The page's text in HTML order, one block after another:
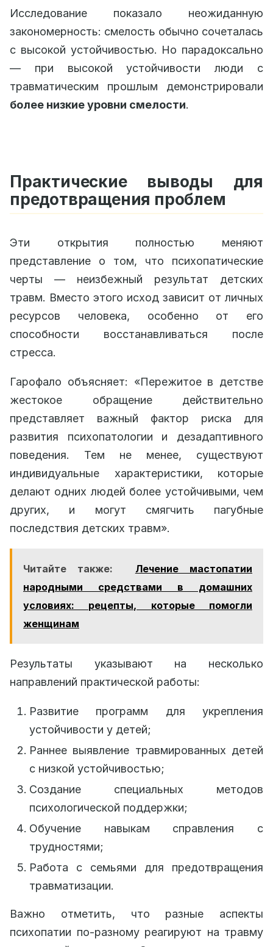
Исследование показало неожиданную
закономерность: смелость обычно сочеталась
с высокой устойчивостью. Но парадоксально
— при высокой устойчивости люди с
травматическим прошлым демонстрировали
более низкие уровни смелости.
Практические выводы для
предотвращения проблем
Эти открытия полностью меняют
представление о том, что психопатические
черты — неизбежный результат детских
травм. Вместо этого исход зависит от личных
ресурсов человека, особенно от его
способности восстанавливаться после
стресса.
Гарофало объясняет: «Пережитое в детстве
жестокое обращение действительно
представляет важный фактор риска для
развития психопатологии и дезадаптивного
поведения. Тем не менее, существуют
индивидуальные характеристики, которые
делают одних людей более устойчивыми, чем
других, и могут смягчить пагубные
последствия детских травм».
Читайте также:
Лечение мастопатии
народными средствами в домашних
условиях: рецепты, которые помогли
женщинам
Результаты указывают на несколько
направлений практической работы:
Развитие программ для укрепления
устойчивости у детей;
Раннее выявление травмированных детей
с низкой устойчивостью;
Создание специальных методов
психологической поддержки;
Обучение навыкам справления с
трудностями;
Работа с семьями для предотвращения
травматизации.
Важно отметить, что разные аспекты
психопатии по-разному реагируют на травму